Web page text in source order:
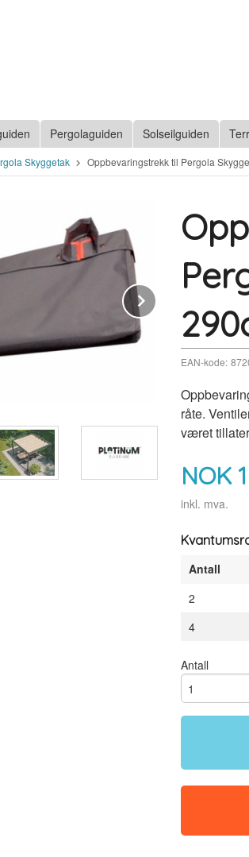
Pergolaguiden Solseilguiden
Skyggetak Oppbevaringstrekk til Pergola
EAN-kode:
råte.
været
NOK
inkl. mva.
Antall
2
4
Antall